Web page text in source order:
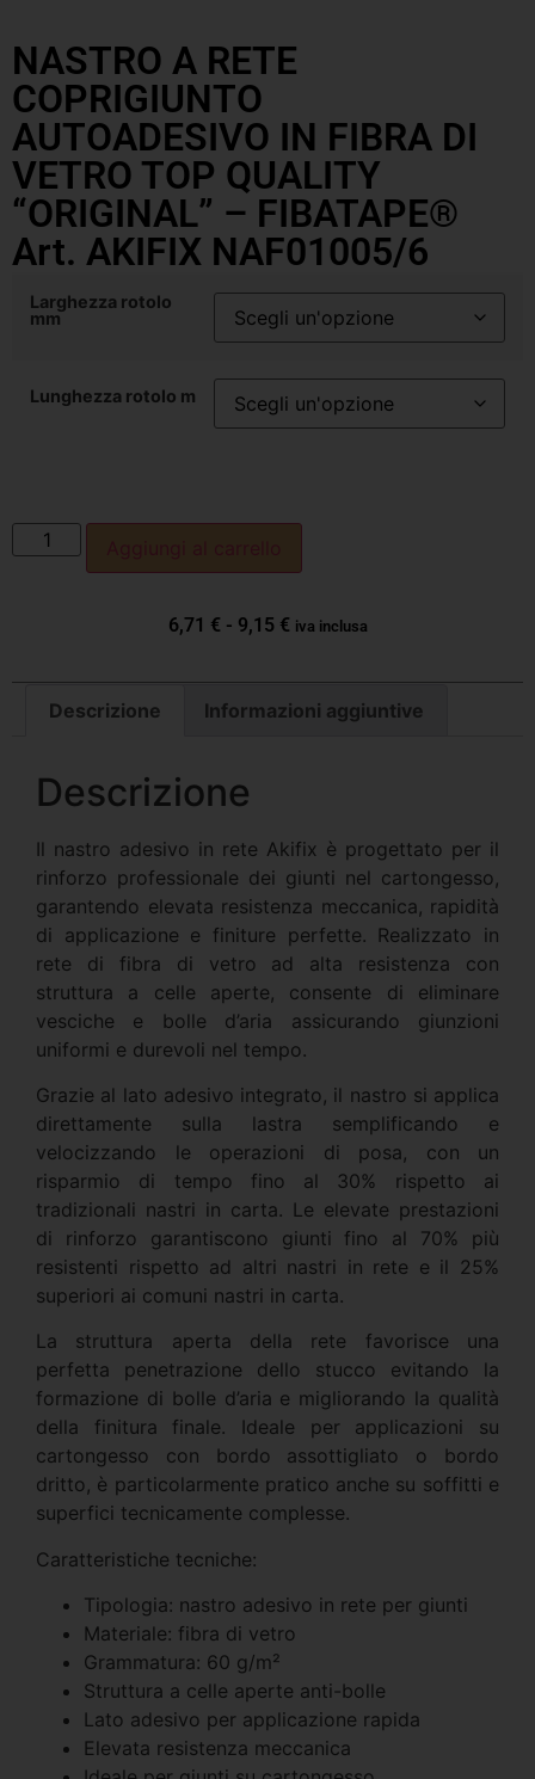
NASTRO A RETE
COPRIGIUNTO
AUTOADESIVO IN FIBRA DI
VETRO TOP QUALITY
“ORIGINAL” – FIBATAPE®
Art. AKIFIX NAF01005/6
Larghezza rotolo
mm
Lunghezza rotolo m
6,71 € - 9,15 € iva inclusa
Descrizione Informazioni aggiuntive
Descrizione
Il nastro adesivo in rete Akifix è progettato per il
rinforzo professionale dei giunti nel cartongesso,
garantendo elevata resistenza meccanica, rapidità
di applicazione e finiture perfette. Realizzato in
rete di fibra di vetro ad alta resistenza con
struttura a celle aperte, consente di eliminare
vesciche e bolle d’aria assicurando giunzioni
uniformi e durevoli nel tempo.
Grazie al lato adesivo integrato, il nastro si applica
direttamente sulla lastra semplificando e
velocizzando le operazioni di posa, con un
risparmio di tempo fino al 30% rispetto ai
tradizionali nastri in carta. Le elevate prestazioni
di rinforzo garantiscono giunti fino al 70% più
resistenti rispetto ad altri nastri in rete e il 25%
superiori ai comuni nastri in carta.
La struttura aperta della rete favorisce una
perfetta penetrazione dello stucco evitando la
formazione di bolle d’aria e migliorando la qualità
della finitura finale. Ideale per applicazioni su
cartongesso con bordo assottigliato o bordo
dritto, è particolarmente pratico anche su soffitti e
superfici tecnicamente complesse.
Caratteristiche tecniche:
Tipologia: nastro adesivo in rete per giunti
Materiale: fibra di vetro
Grammatura: 60 g/m²
Struttura a celle aperte anti-bolle
Lato adesivo per applicazione rapida
Elevata resistenza meccanica